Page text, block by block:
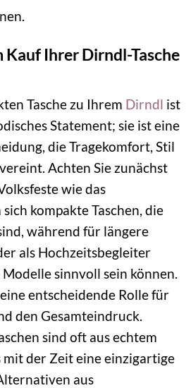
Kauf Ihrer Dirndl-Tasche
Tasche zu Ihrem Dirndl ist
Statement; sie ist eine
die Tragekomfort, Stil
Achten Sie zunächst
wie das
kompakte Taschen, die
während für längere
als Hochzeitsbegleiter
sinnvoll sein können.
entscheidende Rolle für
den Gesamteindruck.
sind oft aus echtem
mit der Zeit eine einzigartige
aus